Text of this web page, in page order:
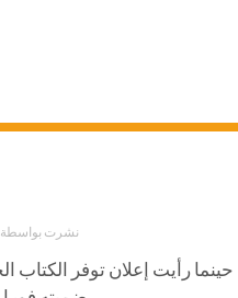
نشرت
حينما رأيت إعلان توفر الكتاب